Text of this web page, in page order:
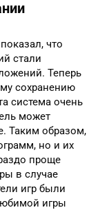
что
стали
Теперь
сохранению
система очень
может
Таким образом,
но и их
проще
в случае
игр были
игры